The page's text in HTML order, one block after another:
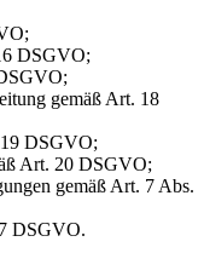
DSGVO;
gemäß Art. 18
DSGVO;
Art. 20 DSGVO;
gemäß Art. 7 Abs.
DSGVO.